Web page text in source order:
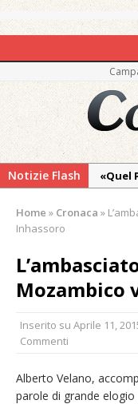
Notizie Flash
«Quel
Quel
otto
Dopo
Home » Cronaca »
Inhassoro
Mozambico
Inserito su Aprile 11,
Commenti
Alberto Velano,
parole di grande